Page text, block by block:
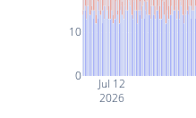
Jul 12
2026
0
10